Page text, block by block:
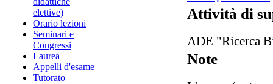
elettive)
Orario lezioni
Seminari e
Congressi
Laurea
Appelli d'esame
Tutorato
Attività di
ADE "Ricerca
Note